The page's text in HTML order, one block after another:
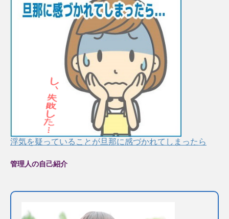
浮気を疑っていることが旦那に感づかれてしまったら
管理人の自己紹介